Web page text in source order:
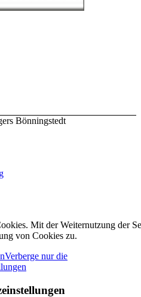
Bönningstedt
Mit der Weiternutzung der
von Cookies zu.
Verberge nur die